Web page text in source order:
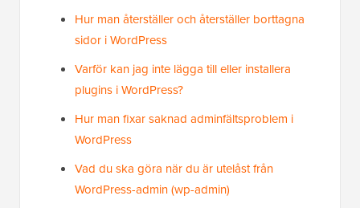
Hur man återställer och återställer borttagna
sidor i WordPress
Varför kan jag inte lägga till eller installera
plugins i WordPress?
Hur man fixar saknad adminfältsproblem i
WordPress
Vad du ska göra när du är utelåst från
WordPress-admin (wp-admin)